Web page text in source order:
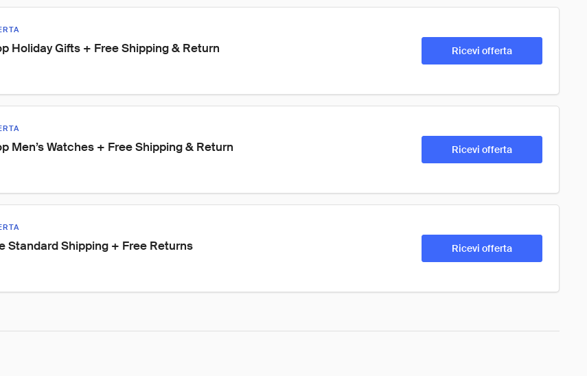
Holiday Gifts + Free Shipping & Return Ricevi offerta
Men’s Watches + Free Shipping & Return Ricevi offerta
Standard Shipping + Free Returns Ricevi offerta